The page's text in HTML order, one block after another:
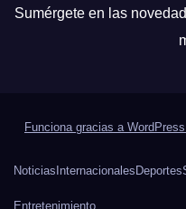
Sumérgete en las
Funciona gracias a WordPress
Noticias Internacionales Deportes
Entretenimiento